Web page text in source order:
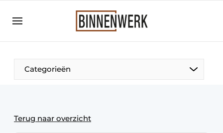
Aanmelden
Bedrijven
Binnenwerk | Hét magazine voor de
Categorieën
Terug naar overzicht